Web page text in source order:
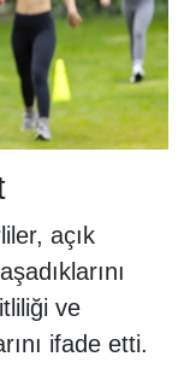
açık
ve
ifade etti.